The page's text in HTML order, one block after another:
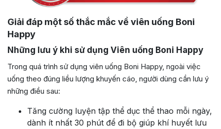
Giải đáp một số thắc mắc về viên uống Boni
Happy
Những lưu ý khi sử dụng Viên uống Boni Happy
Trong quá trình sử dụng viên uống Boni Happy, ngoài việc
uống theo đúng liều lượng khuyến cáo, người dùng cần lưu ý
những điều sau:
Tăng cường luyện tập thể dục thể thao mỗi ngày,
dành ít nhất 30 phút để đi bộ giúp khí huyết lưu